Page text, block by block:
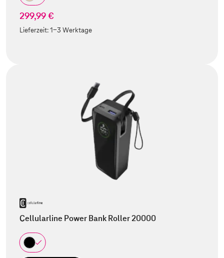
299,99 €
Lieferzeit:1-3 Werktage
Cellularline Power Bank Roller 20000